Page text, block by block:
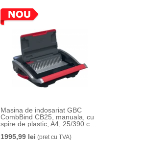
Masina de indosariat GBC
CombBind CB25, manuala, cu
spire de plastic, A4, 25/390 coli,
1995,99 lei (pret cu TVA)